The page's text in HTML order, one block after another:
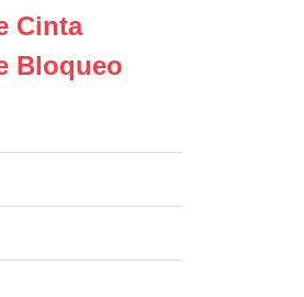
Cinta
Bloqueo